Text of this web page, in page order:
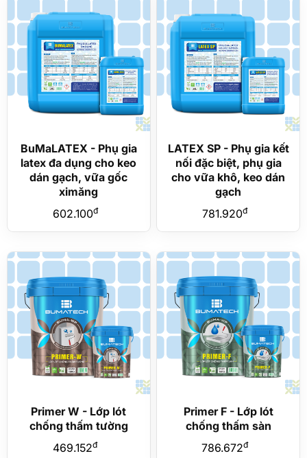
BuMaLATEX - Phụ gia
latex đa dụng cho keo
dán gạch, vữa gốc
ximăng
602.100đ
LATEX SP - Phụ gia kết
nối đặc biệt, phụ gia
cho vữa khô, keo dán
gạch
781.920đ
Primer W - Lớp lót
chống thấm tường
469.152đ
Primer F - Lớp lót
chống thấm sàn
786.672đ